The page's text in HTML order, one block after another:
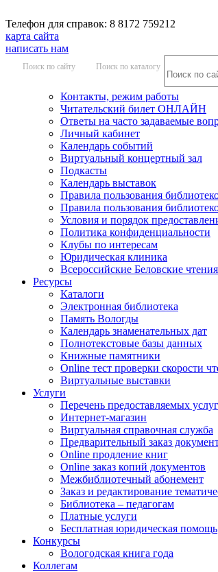
Телефон для справок: 8 8172 759212
карта сайта
написать нам
Поиск по сайту Поиск по каталогу
Контакты, режим работы
Читательский билет ОНЛАЙН
Ответы на часто задаваемые
Личный кабинет
Календарь событий
Виртуальный концертный зал
Подкасты
Календарь выставок
Правила пользования
Правила пользования
Условия и порядок
Политика конфиденциальности
Клубы по интересам
Юридическая клиника
Всероссийские Беловские
Ресурсы
Каталоги
Электронная библиотека
Память Вологды
Календарь знаменательных дат
Полнотекстовые базы данных
Книжные памятники
Online тест проверки скорости
Виртуальные выставки
Услуги
Перечень предоставляемых услуг
Интернет-магазин
Виртуальная справочная служба
Предварительный заказ
Online продление книг
Online заказ копий документов
Межбиблиотечный абонемент
Заказ и редактирование
Библиотека – педагогам
Платные услуги
Бесплатная юридическая помощь
Конкурсы
Вологодская книга года
Коллегам